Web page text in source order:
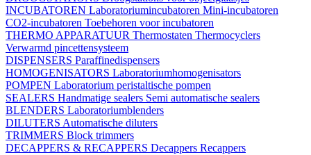
INCUBATOREN Laboratoriumincubatoren Mini-incubatoren
CO2-incubatoren Toebehoren voor incubatoren
THERMO APPARATUUR Thermostaten Thermocyclers
Verwarmd pincettensysteem
DISPENSERS Paraffinedispensers
HOMOGENISATORS Laboratoriumhomogenisators
POMPEN Laboratorium peristaltische pompen
SEALERS Handmatige sealers Semi automatische sealers
BLENDERS Laboratoriumblenders
DILUTERS Automatische diluters
TRIMMERS Block trimmers
DECAPPERS & RECAPPERS Decappers Recappers